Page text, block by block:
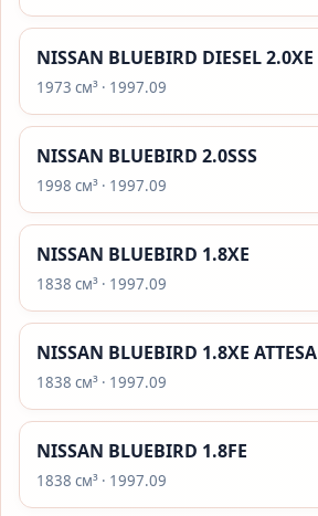
NISSAN BLUEBIRD DIESEL 2.0XE
1973 см³ · 1997.09
NISSAN BLUEBIRD 2.0SSS
1998 см³ · 1997.09
NISSAN BLUEBIRD 1.8XE
1838 см³ · 1997.09
NISSAN BLUEBIRD 1.8XE ATTESA
1838 см³ · 1997.09
NISSAN BLUEBIRD 1.8FE
1838 см³ · 1997.09